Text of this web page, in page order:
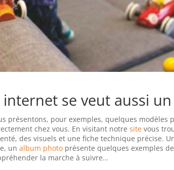
se veut aussi
présentons, pour exemples, quelques modèles
chez vous. En visitant notresite vous
des visuels et une fiche technique précise.
unalbum photo présente quelques exemples
la marche à suivre…